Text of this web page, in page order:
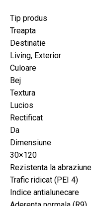
Tip produs
Treapta
Destinatie
Living, Exterior
Culoare
Bej
Textura
Lucios
Rectificat
Da
Dimensiune
30×120
Rezistenta la abraziune
Trafic ridicat (PEI 4)
Indice antialunecare